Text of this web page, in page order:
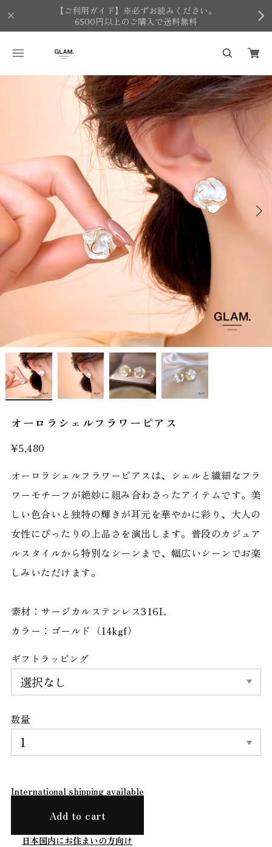
【ご利用ガイド】※必ずお読みください。
6500円以上のご購入で送料無料
オーロラシェルフラワーピアス
¥5,480
オーロラシェルフラワーピアスは、シェルと繊細なフラ
ワーモチーフが絶妙に組み合わさったアイテムです。美
しい色合いと独特の輝きが耳元を華やかに彩り、大人の
女性にぴったりの上品さを演出します。普段のカジュア
ルスタイルから特別なシーンまで、幅広いシーンでお楽
しみいただけます。
素材：サージカルステンレス316L
カラー：ゴールド（14kgf）
ギフトラッピング
数量
International shipping available
Add to cart
日本国内にお住まいの方向け